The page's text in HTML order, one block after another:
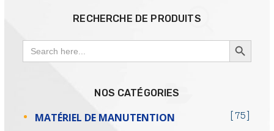
RECHERCHE DE PRODUITS
Search
for:
SEARCH BUTTON
NOS CATÉGORIES
MATÉRIEL DE MANUTENTION 75